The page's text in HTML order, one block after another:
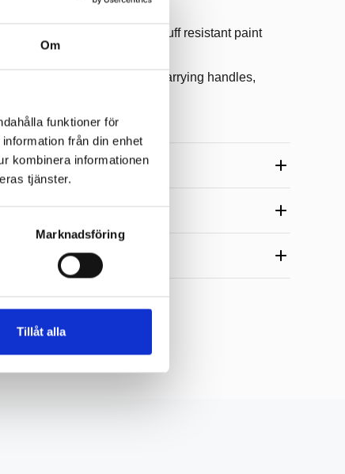
Om
funktioner för
från din enhet
kombinera informationen
tjänster.
Marknadsföring
Tillåt alla
cabinet with scratch and scuff resistant paint
stand socket, 4 aluminum carrying handles,